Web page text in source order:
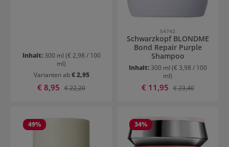
Inhalt: 300 ml (€ 2,98 / 100
ml)
Varianten ab€ 2,95
Verkaufspreis:
€ 8,95 Regulärer Preis:
€ 22,20
54742
Schwarzkopf BLONDME
Bond Repair Purple
Shampoo
Inhalt: 300 ml (€ 3,98 / 100
ml)
Verkaufspreis:
€ 11,95 Regulärer Preis:
€ 23,40
49% 34%